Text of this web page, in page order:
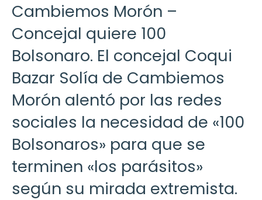
Cambiemos Morón –
Concejal quiere 100
Bolsonaro. El concejal Coqui
Bazar Solía de Cambiemos
Morón alentó por las redes
sociales la necesidad de «100
Bolsonaros» para que se
terminen «los parásitos»
según su mirada extremista.